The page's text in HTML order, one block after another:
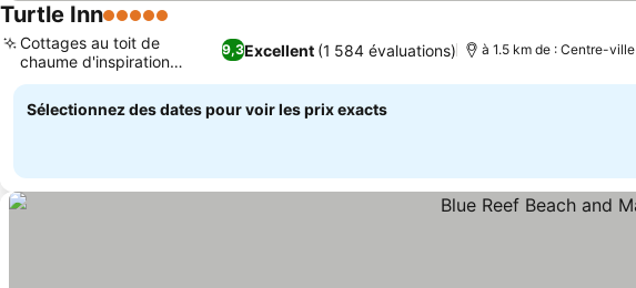
Turtle Inn5 Étoiles
9,3Excellent (1 584 évaluations)
Cottages au toit de
chaume d'inspiration
balinaise
à 1.5 km de : Centre-ville
Sélectionnez des dates pour voir les prix exacts